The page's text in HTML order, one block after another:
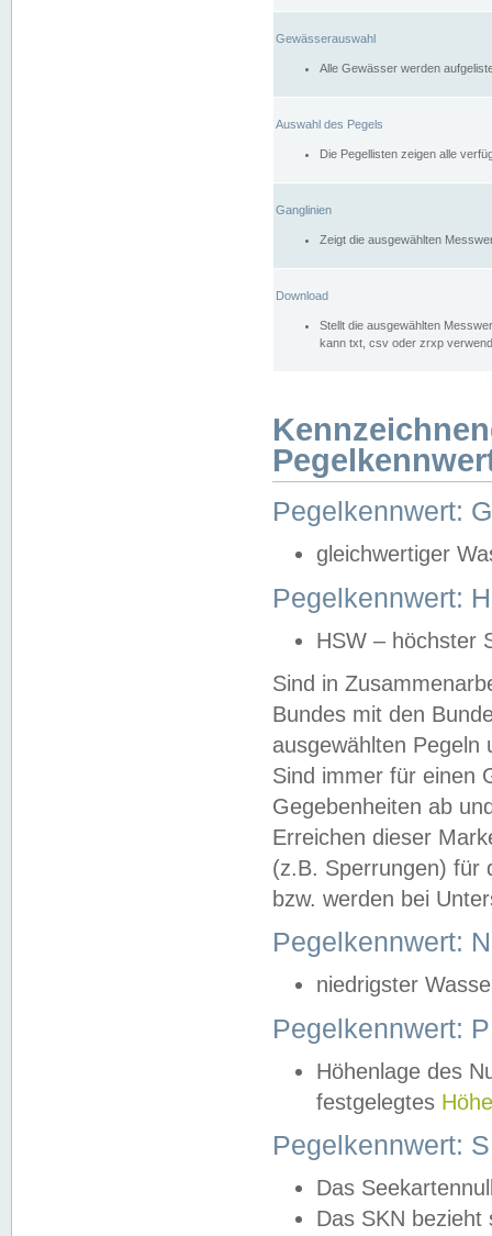
Gewässerauswahl
Alle Gewässer werden
Auswahl des Pegels
Die Pegellisten zeigen alle
Ganglinien
Zeigt die ausgewählten
Download
Stellt die ausgewählten
kann txt, csv oder zrxp
Pegelkennwert:
gleichwertiger
Pegelkennwert:
HSW – höchster
Sind in
Bundes mit den
ausgewählten
Sind immer für einen
Gegebenheiten ab
Erreichen dieser
(z.B. Sperrungen) für
bzw. werden bei
Pegelkennwert:
niedrigster
Pegelkennwert:
Höhenlage des
festgelegtes
Pegelkennwert:
Das
Das SKN